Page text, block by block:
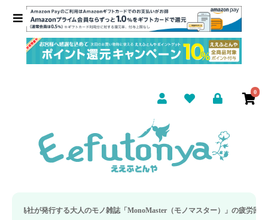
0
発行する大人のモノ雑誌「MonoMaster（モノマスター）」の疲労回復・睡眠の